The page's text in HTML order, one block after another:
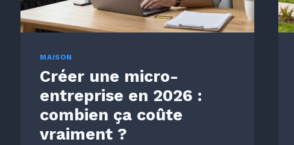
MAISON
Créer une micro-
entreprise en 2026 :
combien ça coûte
vraiment ?